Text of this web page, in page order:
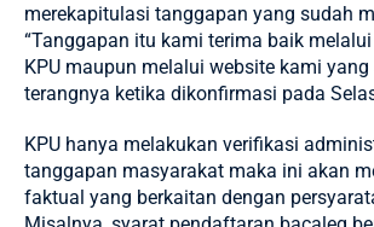
merekapitulasi tanggapan yang sudah
“Tanggapan itu kami terima baik
KPU maupun melalui website kami yang
terangnya ketika dikonfirmasi pada
KPU hanya melakukan verifikasi
tanggapan masyarakat maka ini akan
faktual yang berkaitan dengan